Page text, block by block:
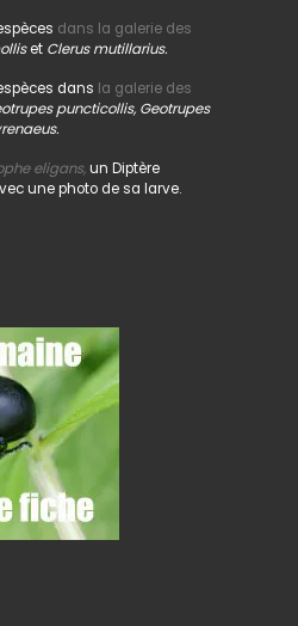
dans la galerie des
et Clerus mutillarius.
dans la galerie des
puncticollis, Geotrupes
eligans,un Diptère
une photo de sa larve.